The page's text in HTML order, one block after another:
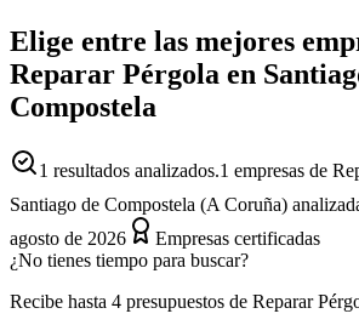
Elige entre las mejores
Reparar Pérgola en
Compostela
1 resultados analizados.1 empresas de
Santiago de Compostela (A Coruña)
agosto de 2026
Empresas certificadas
¿No tienes tiempo para buscar?
Recibe hasta 4 presupuestos de Reparar